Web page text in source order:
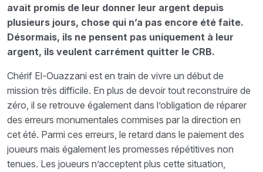
avait promis de leur donner leur argent depuis
plusieurs jours, chose qui n’a pas encore été faite.
Désormais, ils ne pensent pas uniquement à leur
argent, ils veulent carrément quitter le CRB.
Chérif El-Ouazzani est en train de vivre un début de
mission très difficile. En plus de devoir tout reconstruire de
zéro, il se retrouve également dans l’obligation de réparer
des erreurs monumentales commises par la direction en
cet été. Parmi ces erreurs, le retard dans le paiement des
joueurs mais également les promesses répétitives non
tenues. Les joueurs n’acceptent plus cette situation,